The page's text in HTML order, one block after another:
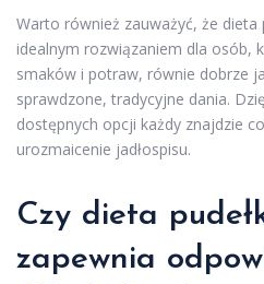
Warto również zauważyć, że dieta
idealnym rozwiązaniem dla osób,
smaków i potraw, równie dobrze
sprawdzone, tradycyjne dania.
dostępnych opcji każdy znajdzie
urozmaicenie jadłospisu.
Czy dieta
zapewnia